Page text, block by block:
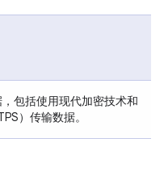
包括使用现代加密技术和
）传输数据。